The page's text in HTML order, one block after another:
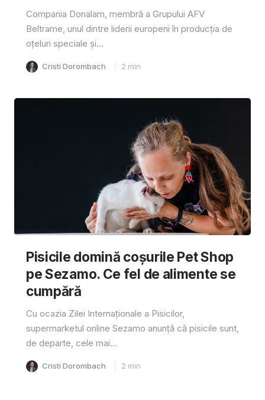
Compania Donalam, membră a Grupului AFV
Beltrame, unul dintre liderii europeni în producția de
oțeluri speciale și...
Cristi Dorombach 2 min
Pisicile domină coșurile Pet Shop
pe Sezamo. Ce fel de alimente se
cumpără
Cu ocazia Zilei Internaționale a Pisicilor,
supermarketul online Sezamo anunță că pisicile sunt,
de departe, cele mai...
Cristi Dorombach 2 min